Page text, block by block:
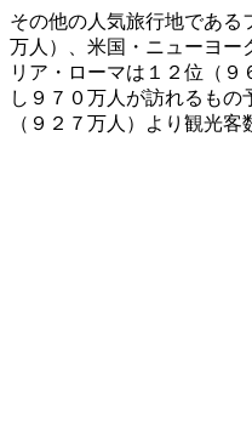
その他の人気旅行地である
万人）、米国・ニューヨー
リア・ローマは１２位（９
し９７０万人が訪れるも
（９２７万人）より観光客